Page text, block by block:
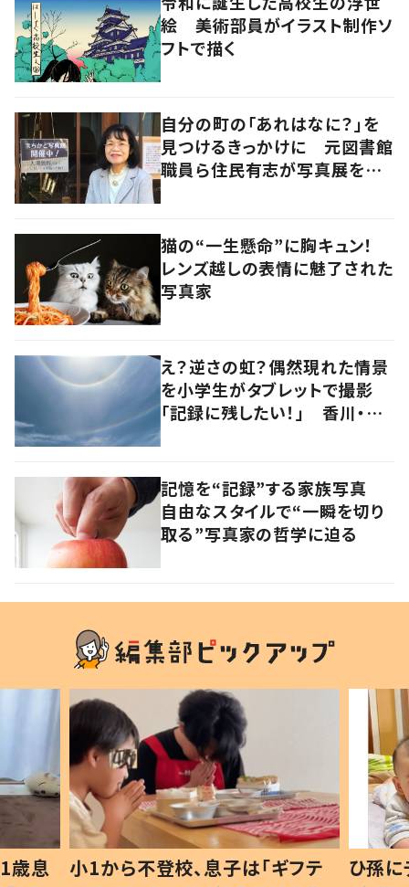
絵 美術部員がイラスト制作ソ
フトで描く
自分の町の「あれはなに？」を
見つけるきっかけに 元図書館
職員ら住民有志が写真展を企
猫の“一生懸命”に胸キュン！
レンズ越しの表情に魅了された
写真家
え？逆さの虹？偶然現れた情景
を小学生がタブレットで撮影
「記録に残したい！」 香川・高
記憶を“記録”する家族写真
自由なスタイルで“一瞬を切り
取る”写真家の哲学に迫る
歳息
小1から不登校、息子は「ギフテ
ひ孫